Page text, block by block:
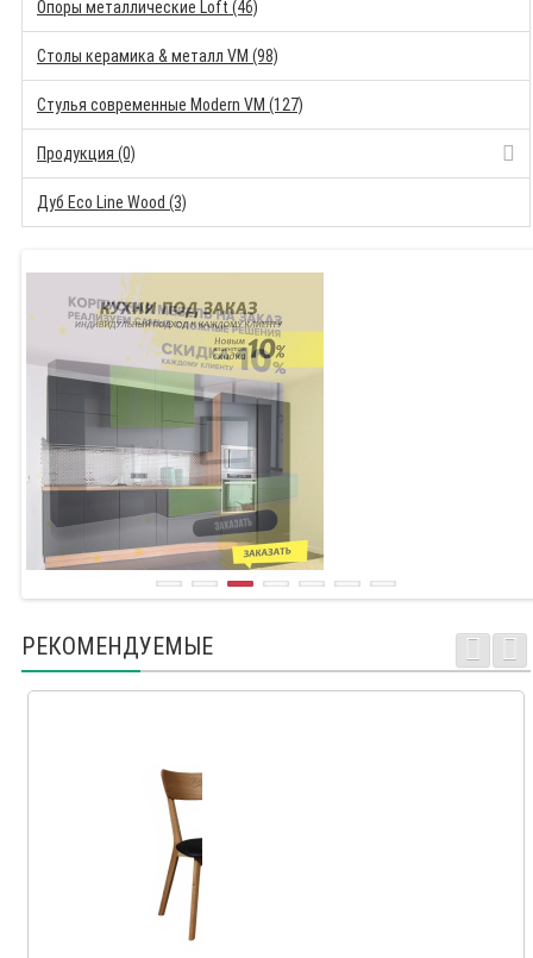
Опоры металлические Loft (46)
Столы керамика & металл VM (98)
Стулья современные Modern VM (127)
Продукция (0)
Дуб Eco Line Wood (3)
РЕКОМЕНДУЕМЫЕ